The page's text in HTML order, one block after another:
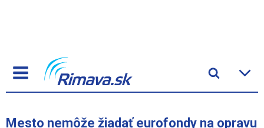
Mesto nemôže žiadať eurofondy na opravu